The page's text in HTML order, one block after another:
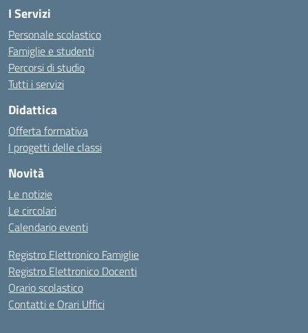
I Servizi
Personale scolastico
Famiglie e studenti
Percorsi di studio
Tutti i servizi
Didattica
Offerta formativa
I progetti delle classi
Novità
Le notizie
Le circolari
Calendario eventi
Registro Elettronico Famiglie
Registro Elettronico Docenti
Orario scolastico
Contatti e Orari Uffici